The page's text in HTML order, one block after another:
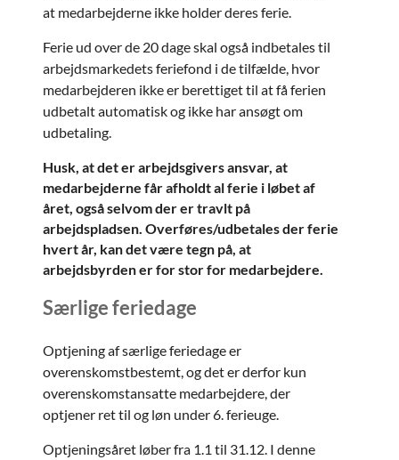
at medarbejderne ikke holder deres ferie.
Ferie ud over de 20 dage skal også indbetales til
arbejdsmarkedets feriefond i de tilfælde, hvor
medarbejderen ikke er berettiget til at få ferien
udbetalt automatisk og ikke har ansøgt om
udbetaling.
Husk, at det er arbejdsgivers ansvar, at
medarbejderne får afholdt al ferie i løbet af
året, også selvom der er travlt på
arbejdspladsen. Overføres/udbetales der ferie
hvert år, kan det være tegn på, at
arbejdsbyrden er for stor for medarbejdere.
Særlige feriedage
Optjening af særlige feriedage er
overenskomstbestemt, og det er derfor kun
overenskomstansatte medarbejdere, der
optjener ret til og løn under 6. ferieuge.
Optjeningsåret løber fra 1.1 til 31.12. I denne